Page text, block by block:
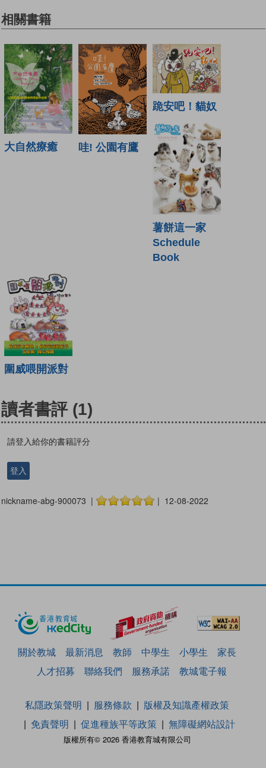
相關書籍
大自然療癒 哇! 公園有鷹
跪安吧！貓奴
薯餅這一家
Schedule
Book
圍威喂開派對
讀者書評 (1)
請登入給你的書籍評分
登入
nickname-abg-900073 | | 12-08-2022
關於教城 最新消息 教師 中學生 小學生
家長
人才招募
聯絡我們 服務承諾 教城電子報
版權所有© 2026 香港教育城有限公司
私隱政策聲明 服務條款
版權及知識產權政策
免責聲明
促進種族平等政策 無障礙網站設計